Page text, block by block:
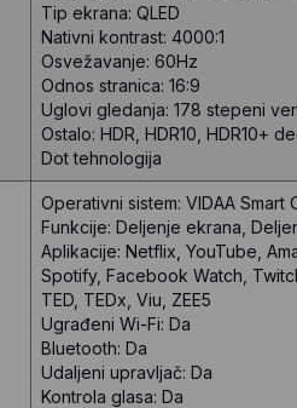
Tip ekrana: QLED
Nativni kontrast: 4000:1
Osvežavanje: 60Hz
Odnos stranica: 16:9
Uglovi gledanja: 178 stepeni
Ostalo: HDR, HDR10, HDR10+
Dot tehnologija
Operativni sistem: VIDAA Smart
Funkcije: Deljenje ekrana,
Aplikacije: Netflix, YouTube,
Spotify, Facebook Watch,
TED, TEDx, Viu, ZEE5
Ugrađeni Wi-Fi: Da
Bluetooth: Da
Udaljeni upravljač: Da
Kontrola glasa: Da